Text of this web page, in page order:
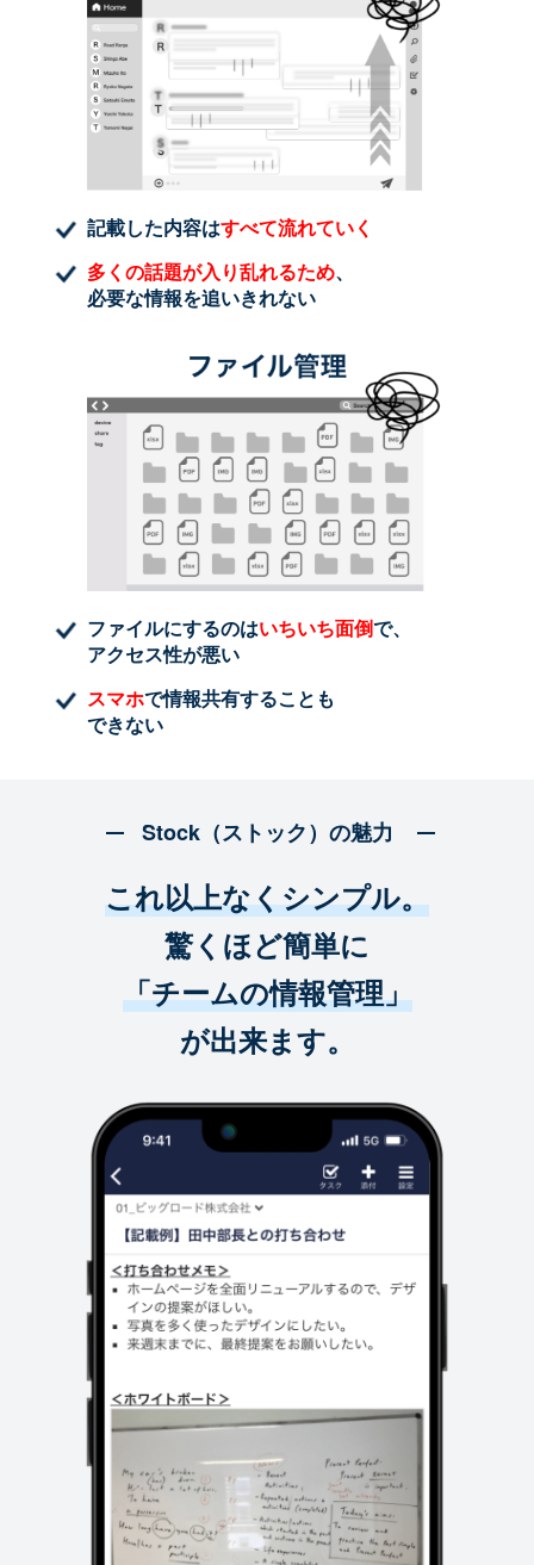
記載した内容はすべて流れていく
多くの話題が入り乱れるため、
必要な情報を追いきれない
ファイルにするのはいちいち面倒で、
アクセス性が悪い
スマホで情報共有することも
できない
Stock（ストック）の魅力
これ以上なくシンプル。
驚くほど簡単に
「チームの情報管理」
が出来ます。